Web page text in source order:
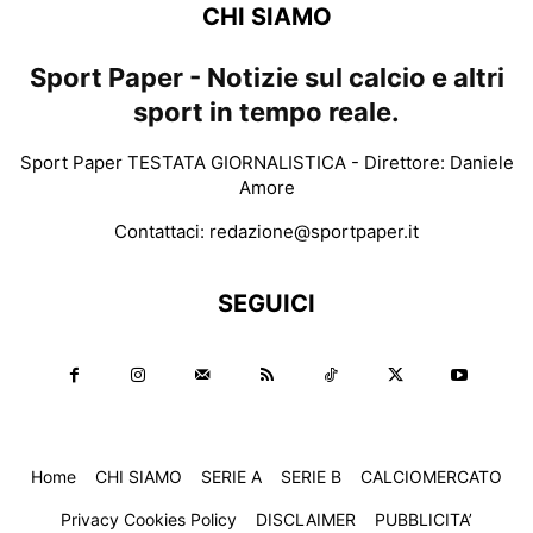
CHI SIAMO
Sport Paper - Notizie sul calcio e altri
sport in tempo reale.
Sport Paper TESTATA GIORNALISTICA - Direttore: Daniele
Amore
Contattaci: redazione@sportpaper.it
SEGUICI
Home CHI SIAMO SERIE A SERIE B CALCIOMERCATO
Privacy Cookies Policy DISCLAIMER PUBBLICITA’